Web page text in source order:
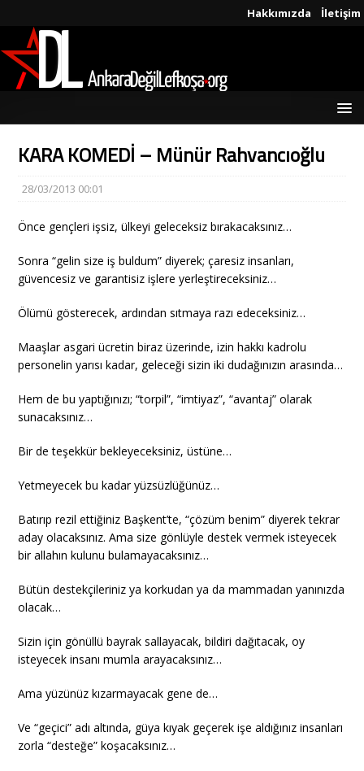
Hakkımızda İletişim
KARA KOMEDİ – Münür Rahvancıoğlu
28/03/2013 00:01
Önce gençleri işsiz, ülkeyi geleceksiz bırakacaksınız…
Sonra “gelin size iş buldum” diyerek; çaresiz insanları,
güvencesiz ve garantisiz işlere yerleştireceksiniz…
Ölümü gösterecek, ardından sıtmaya razı edeceksiniz…
Maaşlar asgari ücretin biraz üzerinde, izin hakkı kadrolu
personelin yarısı kadar, geleceği sizin iki dudağınızın arasında…
Hem de bu yaptığınızı; “torpil”, “imtiyaz”, “avantaj” olarak
sunacaksınız…
Bir de teşekkür bekleyeceksiniz, üstüne…
Yetmeyecek bu kadar yüzsüzlüğünüz…
Batırıp rezil ettiğiniz Başkent’te, “çözüm benim” diyerek tekrar
aday olacaksınız. Ama size gönlüyle destek vermek isteyecek
bir allahın kulunu bulamayacaksınız…
Bütün destekçileriniz ya korkudan ya da mammadan yanınızda
olacak…
Sizin için gönüllü bayrak sallayacak, bildiri dağıtacak, oy
isteyecek insanı mumla arayacaksınız…
Ama yüzünüz kızarmayacak gene de…
Ve “geçici” adı altında, güya kıyak geçerek işe aldığınız insanları
zorla “desteğe” koşacaksınız…